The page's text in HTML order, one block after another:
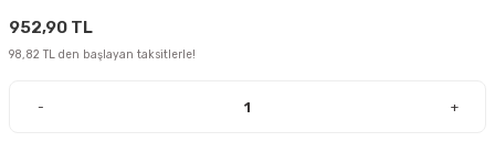
952,90 TL
98,82 TL den başlayan taksitlerle!
- +